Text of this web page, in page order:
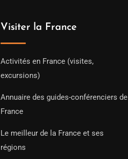
Visiter la France
Activités en France (visites,
excursions)
Annuaire des guides-conférenciers de
France
Le meilleur de la France et ses
régions